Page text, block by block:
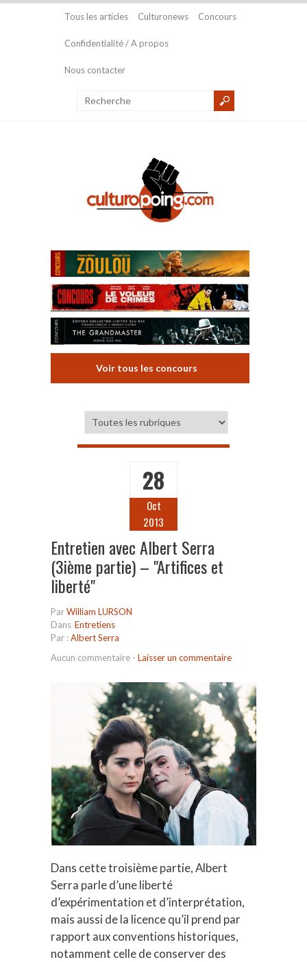
Tous les articles Culturonews Concours
Confidentialité / A propos
Nous contacter
Voir tous les concours
28
Oct
2013
Entretien avec Albert Serra
(3ième partie) – "Artifices et
liberté"
ParWilliam LURSON
Dans Entretiens
Par :Albert Serra
Aucun commentaire - Laisser un commentaire
Dans cette troisième partie, Albert
Serra parle d’une liberté
d’expérimentation et d’interprétation,
mais aussi de la licence qu’il prend par
rapport aux conventions historiques,
notamment celle de conserver des